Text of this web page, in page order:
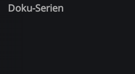
Doku-Serien